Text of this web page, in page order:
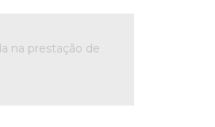
na prestação de